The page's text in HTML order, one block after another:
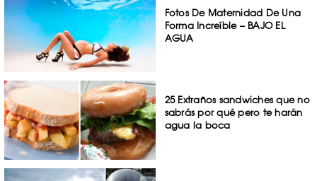
Fotos De Maternidad De Una
Forma Increíble – BAJO EL
AGUA
25 Extraños sandwiches que no
sabrás por qué pero te harán
agua la boca